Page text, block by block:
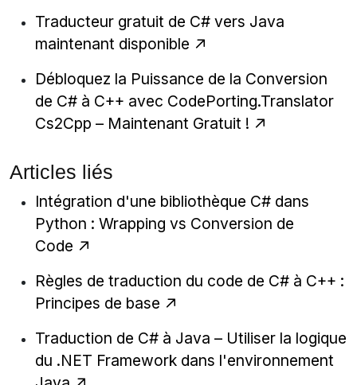
Traducteur gratuit de C# vers Java
maintenant disponible
Débloquez la Puissance de la Conversion
de C# à C++ avec CodePorting.Translator
Cs2Cpp – Maintenant Gratuit !
Articles liés
Intégration d'une bibliothèque C# dans
Python : Wrapping vs Conversion de
Code
Règles de traduction du code de C# à C++ :
Principes de base
Traduction de C# à Java – Utiliser la logique
du .NET Framework dans l'environnement